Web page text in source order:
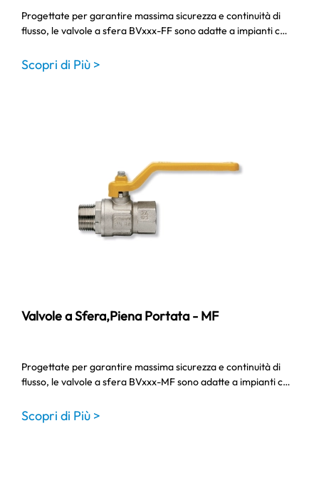
Progettate per garantire massima sicurezza e continuità di
flusso, le valvole a sfera BVxxx-FF sono adatte a impianti c…
Scopri di Più >
Valvole a Sfera,Piena Portata - MF
Progettate per garantire massima sicurezza e continuità di
flusso, le valvole a sfera BVxxx-MF sono adatte a impianti c…
Scopri di Più >